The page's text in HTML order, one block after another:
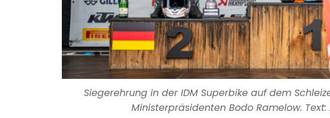
Siegerehrung in der IDM Superbike auf dem
Ministerpräsidenten Bodo Ramelow. Text: